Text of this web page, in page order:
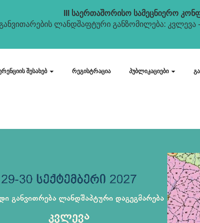
III საერთაშორისო სამეცნიერო
ლანდშაფტური განზომილება: კვლევა
შესახებ რეგისტრაცია პუბლიკაციები